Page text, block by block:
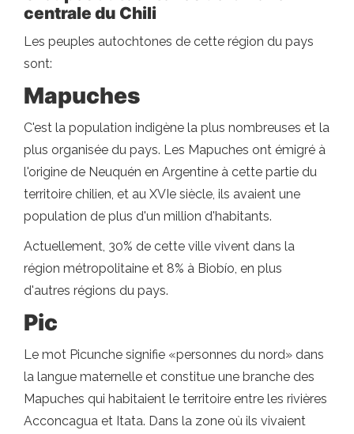
centrale du Chili
Les peuples autochtones de cette région du pays
sont:
Mapuches
C'est la population indigène la plus nombreuses et la
plus organisée du pays. Les Mapuches ont émigré à
l'origine de Neuquén en Argentine à cette partie du
territoire chilien, et au XVIe siècle, ils avaient une
population de plus d'un million d'habitants.
Actuellement, 30% de cette ville vivent dans la
région métropolitaine et 8% à Biobío, en plus
d'autres régions du pays.
Pic
Le mot Picunche signifie «personnes du nord» dans
la langue maternelle et constitue une branche des
Mapuches qui habitaient le territoire entre les rivières
Acconcagua et Itata. Dans la zone où ils vivaient